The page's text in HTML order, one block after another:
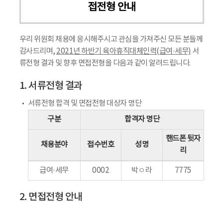
접전형 안내
우리 위원회 채용에 응시해주시고 관심을 가져주신 모든 분들께
감사드리며, 2021년 하반기 육아휴직대체인력(급여·세무) 서
류전형 결과 및 향후 면접전형을 다음과 같이 알려드립니다.
1. 서류전형 결과
서류전형 합격 및 면접전형 대상자 명단
구분
합격자 명단
채용분야 접수번호 성명
핸드폰 뒷자
리
급여·세무 0002 박ㅇ라 7775
2. 면접전형 안내